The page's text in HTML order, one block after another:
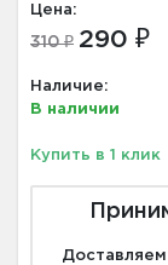
Цена:
310 ₽ 290 ₽
Наличие:
В наличии
Купить в 1 клик